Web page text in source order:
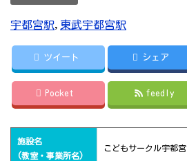
宇都宮駅, 東武宇都宮駅
ツイート シェア
Pocket feedly
施設名
(教室・事業所名)
こどもサークル宇都宮